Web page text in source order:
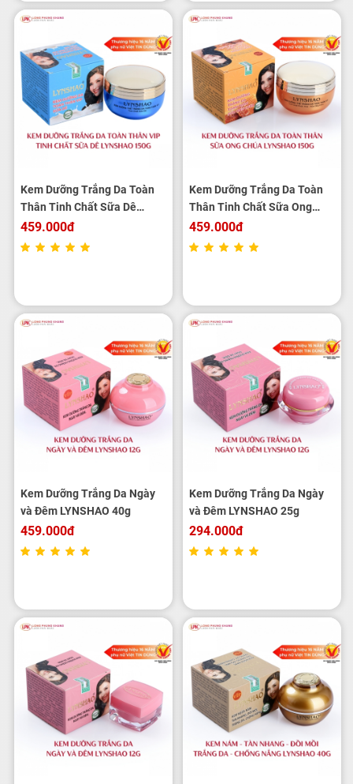
Kem Dưỡng Trắng Da Toàn
Thân Tinh Chất Sữa Dê
LYNSHAO 150g
459.000đ
Kem Dưỡng Trắng Da Toàn
Thân Tinh Chất Sữa Ong
Chúa LYNSHAO 150g
459.000đ
Kem Dưỡng Trắng Da Ngày
và Đêm LYNSHAO 40g
459.000đ
Kem Dưỡng Trắng Da Ngày
và Đêm LYNSHAO 25g
294.000đ